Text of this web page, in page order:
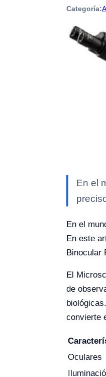
Categoría:
En el
En el
En este
Binocular
El
de
convierte
Oculares